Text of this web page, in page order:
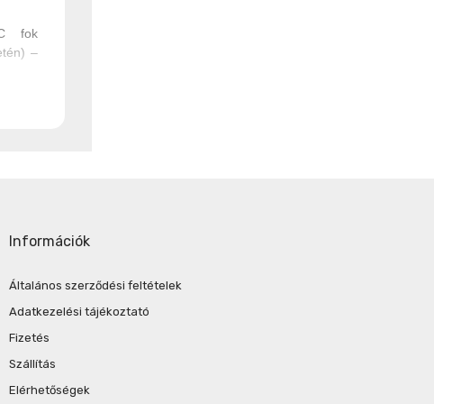
fok
–
Információk
Általános szerződési feltételek
Adatkezelési tájékoztató
Fizetés
Szállítás
Elérhetőségek